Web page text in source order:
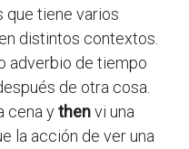
que tiene varios
distintos contextos.
adverbio de tiempo
de otra cosa.
cena ythenvi una
la acción de ver una